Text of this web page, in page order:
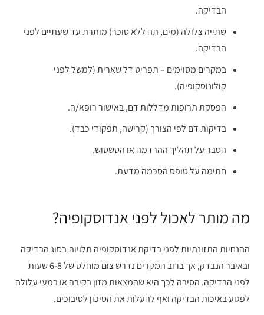
הבדיקה.
שתייה צלולה (מים, תה ללא סוכר) מותרת עד שעתיים לפני
הבדיקה.
במקרים מסוימים – תפריט דל שארית (למשל לפני
קולונוסקופיה).
הפסקת תרופות מדללות דם, באישור רופא/ה.
בדיקות דם לפי הצורך (קרישה, תפקודי כבד).
הסבר על תהליך ההרדמה או הטשטוש.
חתימה על טופס הסכמה מדעת.
מה מותר לאכול לפני אנדוסקופיה?
ההנחיות התזונתיות לפני בדיקת אנדוסקופיה תלויות בסוג הבדיקה
ובאיבר הנבדק, אך ברוב המקרים נדרש צום מוחלט של 6-8 שעות
לפני הבדיקה. הסיבה לכך היא שהמצאות מזון בקיבה או במעי עלולה
לפגוע באיכות הבדיקה ואף להעלות את הסיכון לסיבוכים.